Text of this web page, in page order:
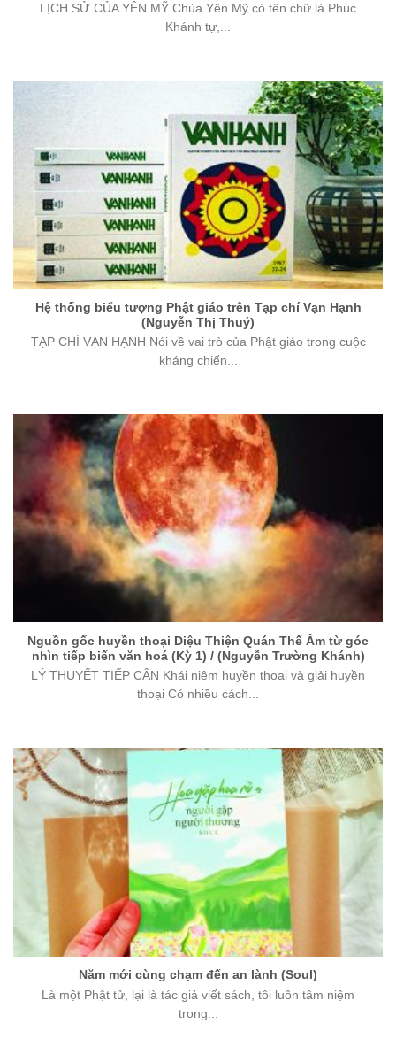
LỊCH SỬ CỦA YÊN MỸ Chùa Yên Mỹ có tên chữ là Phúc
Khánh tự,...
Hệ thống biểu tượng Phật giáo trên Tạp chí Vạn Hạnh
(Nguyễn Thị Thuý)
TẠP CHÍ VẠN HẠNH Nói về vai trò của Phật giáo trong cuộc
kháng chiến...
Nguồn gốc huyền thoại Diệu Thiện Quán Thế Âm từ góc
nhìn tiếp biến văn hoá (Kỳ 1) / (Nguyễn Trường Khánh)
LÝ THUYẾT TIẾP CẬN Khái niệm huyền thoại và giải huyền
thoại Có nhiều cách...
Năm mới cùng chạm đến an lành (Soul)
Là một Phật tử, lại là tác giả viết sách, tôi luôn tâm niệm
trong...